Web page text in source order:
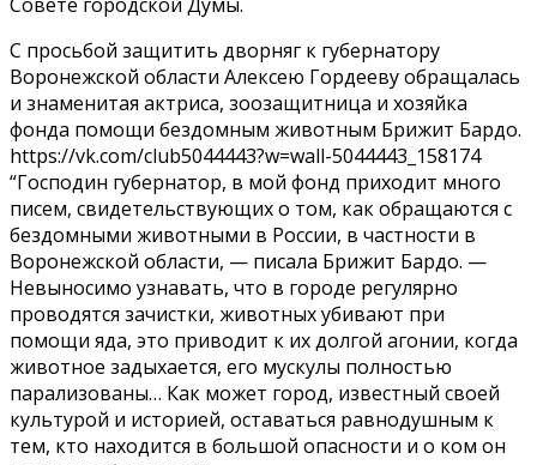
С просьбой защитить дворняг к губернатору
Воронежской области Алексею Гордееву обращалась
и знаменитая актриса, зоозащитница и хозяйка
фонда помощи бездомным животным Брижит Бардо.
https://vk.com/club5044443?w=wall-5044443_158174
“Господин губернатор, в мой фонд приходит много
писем, свидетельствующих о том, как обращаются с
бездомными животными в России, в частности в
Воронежской области, — писала Брижит Бардо. —
Невыносимо узнавать, что в городе регулярно
проводятся зачистки, животных убивают при
помощи яда, это приводит к их долгой агонии, когда
животное задыхается, его мускулы полностью
парализованы… Как может город, известный своей
культурой и историей, оставаться равнодушным к
тем, кто находится в большой опасности и о ком он